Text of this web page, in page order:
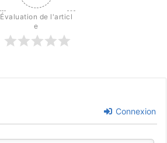
Évaluation de l'articl
e
Connexion